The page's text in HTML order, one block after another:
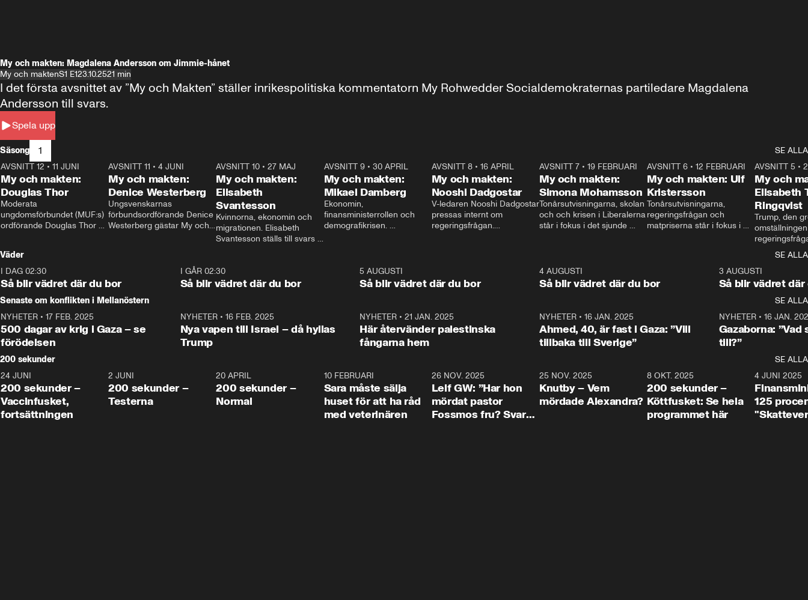
My och makten: Magdalena Andersson om Jimmie-hånet
My och maktenS1 E123.10.2521 min
Spela upp
I det första avsnittet av ”My och Makten” ställer inrikespolitiska kommentatorn My Rohwedder Socialdemokraternas partiledare Magdalena
Andersson till svars.
Säsong 1
SE ALLA
26:27
AVSNITT 12 • 11 JUNI
My och makten:
Douglas Thor
Moderata
ungdomsförbundet (MUF:s)
ordförande Douglas Thor
tonårsutvisningarna och hur
Moderaterna ska locka
väljare till valet i höst.
23:40
AVSNITT 11 •4 JUNI
My och makten:
Denice Westerberg
Ungsvenskarnas
förbundsordförande Denice
Westerberg gästar My och
AVSNITT 10 •27 MAJ
My och makten:
Elisabeth
Svantesson
Kvinnorna, ekonomin och
migrationen. Elisabeth
Svantesson ställs till svars
AVSNITT 9• 30 APRIL
My och makten:
Mikael Damberg
Ekonomin,
finansministerrollen och
demografikrisen.
och Makten.
AVSNITT 8• 16 APRIL
My och makten:
Nooshi Dadgostar
V-ledaren Nooshi Dadgostar
pressas internt om
regeringsfrågan.
– Vi ställer upp i val. Ska vi
vara med så sitter vi förstås
24:30
AVSNITT 7• 19 FEBRUARI
My och makten:
Simona Mohamsson
Tonårsutvisningarna, skolan
och och krisen i Liberalerna
står i fokus i det sjunde
kommentator My
Rohwedder ställer
utbildnings- och
Mohamsson till svars.
27:30
AVSNITT 6 •12 FEBRUARI
My och makten: Ulf
Kristersson
Tonårsutvisningarna,
regeringsfrågan och
matpriserna står i fokus i
Rohwedder ställer
statsminister Ulf Kristersson
AVSNITT 5 •
My och
Elisabeth
Ringqvist
Trump, den
centrum i
avsnittet av
Makten”. Se
Aftonbladets
Rohwedder
Thand Ring
Väder
SE ALLA
I DAG 02:30
Så blir vädret där du bor
1:06
I GÅR 02:30
Så blir vädret där du bor
5 AUGUSTI
Så blir vädret där du bor
4 AUGUSTI
Så blir vädret där du bor
3 AUGUSTI
Så blir vädret där
Senaste om konflikten i Mellanöstern
SE ALLA
NYHETER • 17 FEB. 2025
500 dagar av krig i Gaza – se
förödelsen
NYHETER• 16 FEB. 2025
Nya vapen till Israel – då hyllas
Trump
NYHETER •21 JAN. 2025
Här återvänder palestinska
fångarna hem
NYHETER• 16 JAN. 2025
Ahmed, 40, är fast i Gaza: ”Vill
tillbaka till Sverige”
NYHETER• 16 JAN.
Gazaborna:
till?”
200 sekunder
SE ALLA
5:00
24 JUNI
200 sekunder –
Vaccinfusket,
fortsättningen
4:23
2 JUNI
200 sekunder –
Testerna
20 APRIL
200 sekunder –
Normal
10 FEBRUARI
Sara måste sälja
huset för att ha råd
med veterinären
26 NOV. 2025
Leif GW: ”Har hon
mördat pastor
Fossmos fru? Svar
31:05
25 NOV. 2025
Knutby – Vem
mördade Alexandra?
4:29
8 OKT. 2025
200 sekunder –
Köttfusket: Se hela
programmet här
4 JUNI 2025
125